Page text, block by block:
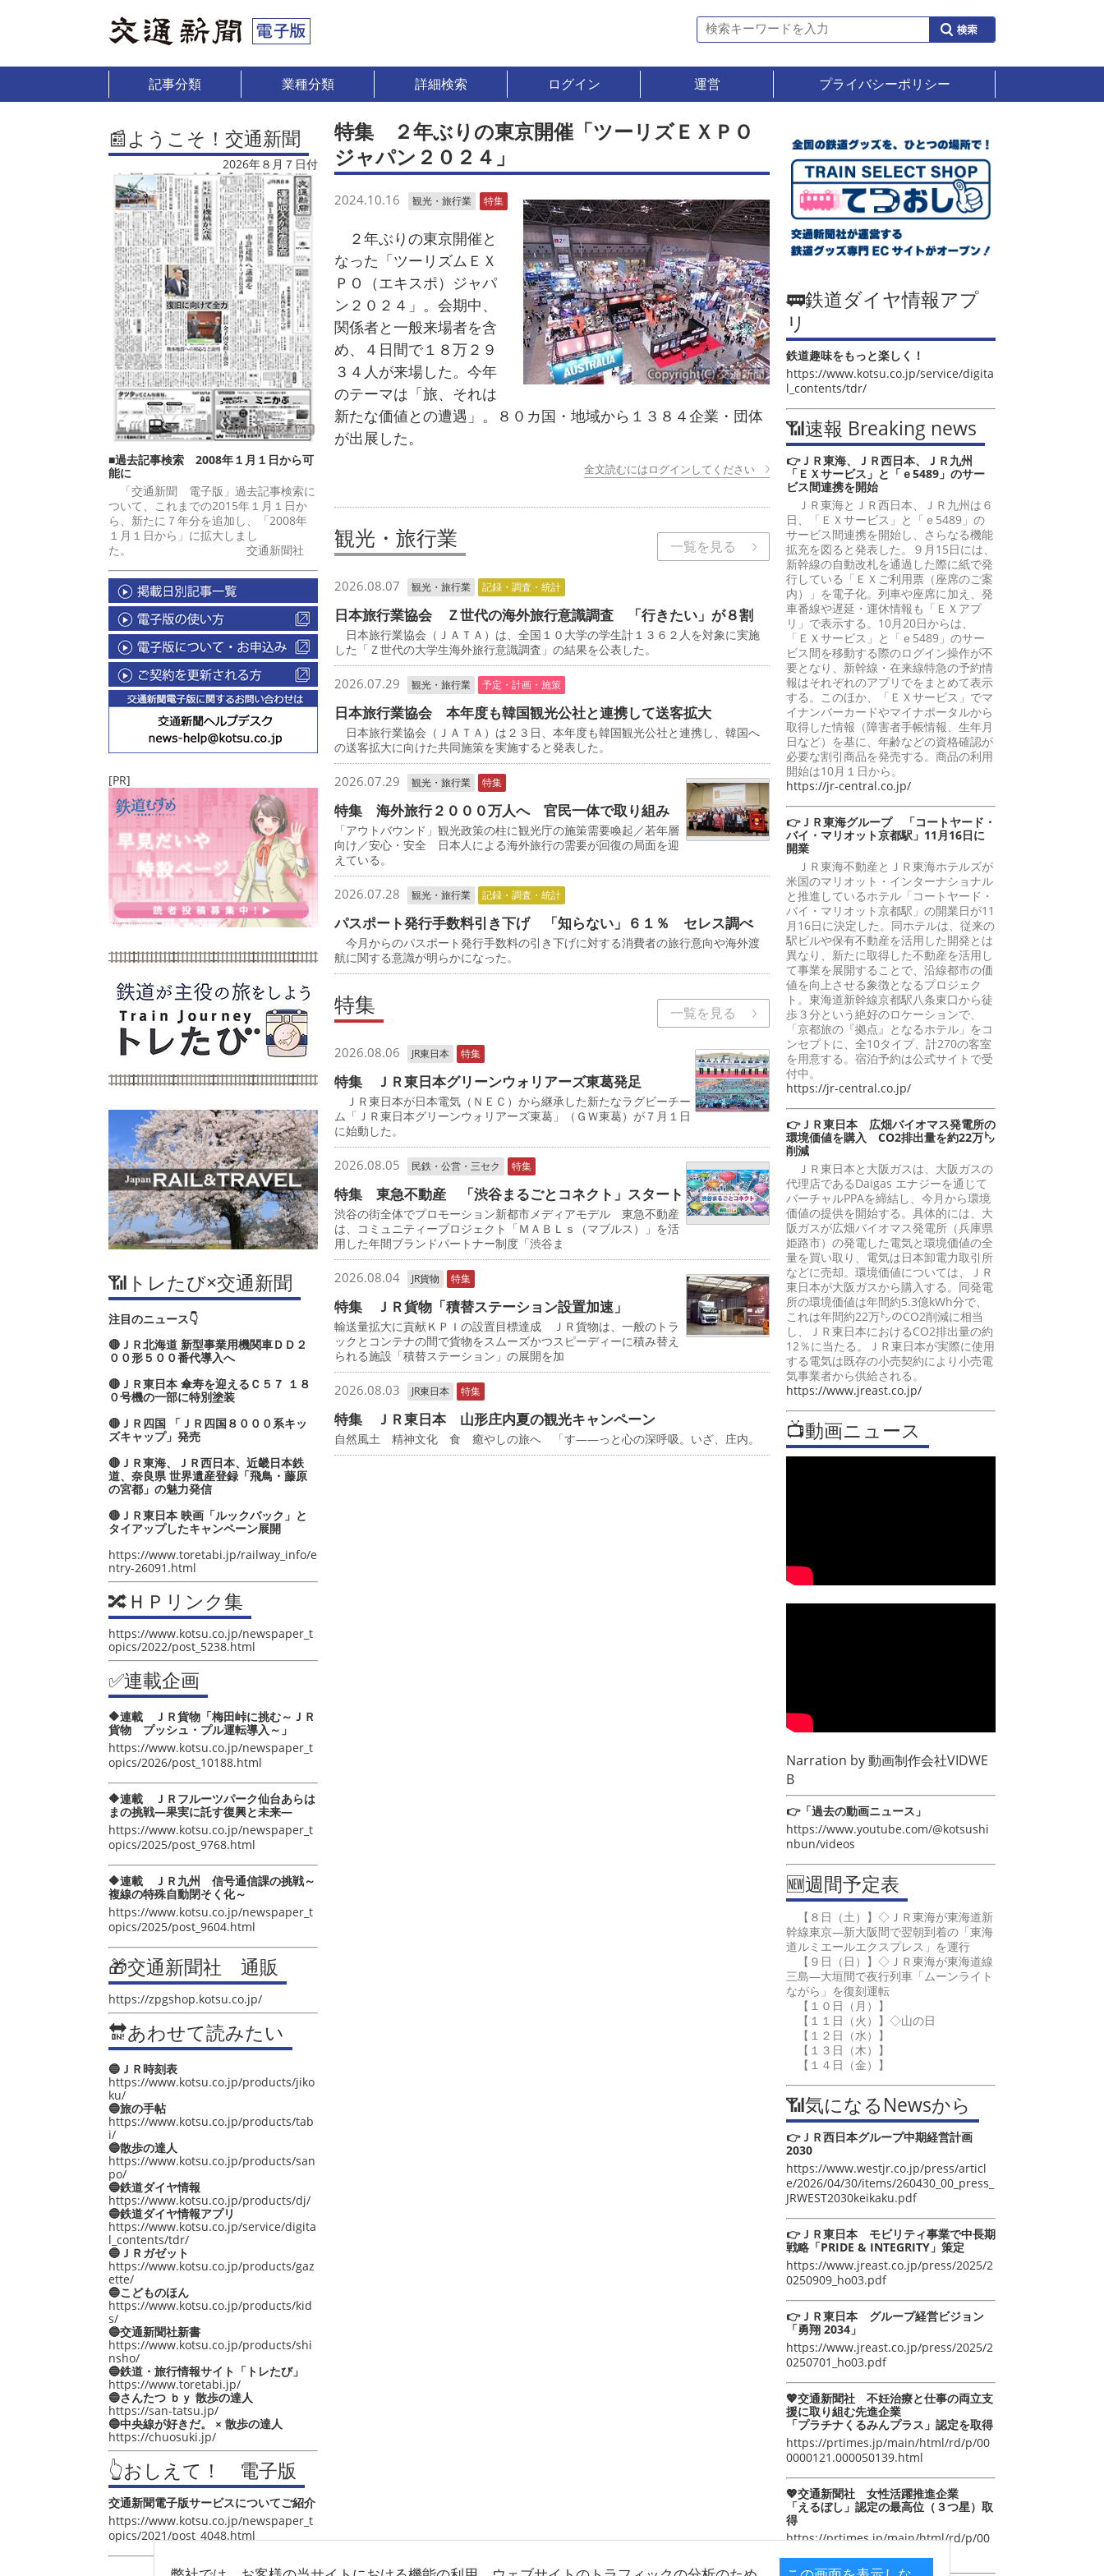
記事分類 業種分類 詳細検索 ログイン 運営 プライバシーポリシー
📰ようこそ！交通新聞
2026年８月７日付
■過去記事検索 2008年１月１日から可
能に
「交通新聞 電子版」過去記事検索に
ついて、これまでの2015年１月１日か
ら、新たに７年分を追加し、「2008年
１月１日から」に拡大しまし
た。 交通新聞社
[PR]
📶トレたび×交通新聞
注目のニュース👇
🔴ＪＲ北海道 新型事業用機関車ＤＤ２
００形５００番代導入へ
🔴ＪＲ東日本 傘寿を迎えるＣ５７ １８
０号機の一部に特別塗装
🔴ＪＲ四国 「ＪＲ四国８０００系キッ
ズキャップ」発売
🔴ＪＲ東海、ＪＲ西日本、近畿日本鉄
道、奈良県 世界遺産登録「飛鳥・藤原
の宮都」の魅力発信
🔴ＪＲ東日本 映画「ルックバック」と
タイアップしたキャンペーン展開
https://www.toretabi.jp/railway_info/e
ntry-26091.html
🔀ＨＰリンク集
https://www.kotsu.co.jp/newspaper_t
opics/2022/post_5238.html
✅連載企画
🔶連載 ＪＲ貨物「梅田峠に挑む～ＪＲ
貨物 プッシュ・プル運転導入～」
https://www.kotsu.co.jp/newspaper_t
opics/2026/post_10188.html
🔶連載 ＪＲフルーツパーク仙台あらは
まの挑戦―果実に託す復興と未来―
https://www.kotsu.co.jp/newspaper_t
opics/2025/post_9768.html
🔶連載 ＪＲ九州 信号通信課の挑戦～
複線の特殊自動閉そく化～
https://www.kotsu.co.jp/newspaper_t
opics/2025/post_9604.html
🎁交通新聞社 通販
https://zpgshop.kotsu.co.jp/
🔛あわせて読みたい
🔵ＪＲ時刻表
https://www.kotsu.co.jp/products/jiko
ku/
🔵旅の手帖
https://www.kotsu.co.jp/products/tab
i/
🔵散歩の達人
https://www.kotsu.co.jp/products/san
po/
🔵鉄道ダイヤ情報
https://www.kotsu.co.jp/products/dj/
🔵鉄道ダイヤ情報アプリ
https://www.kotsu.co.jp/service/digita
l_contents/tdr/
🔵ＪＲガゼット
https://www.kotsu.co.jp/products/gaz
ette/
🔵こどものほん
https://www.kotsu.co.jp/products/kid
s/
🔵交通新聞社新書
https://www.kotsu.co.jp/products/shi
nsho/
🔵鉄道・旅行情報サイト「トレたび」
https://www.toretabi.jp/
🔵さんたつ ｂｙ 散歩の達人
https://san-tatsu.jp/
🔵中央線が好きだ。 × 散歩の達人
https://chuosuki.jp/
👆おしえて！ 電子版
交通新聞電子版サービスについてご紹介
https://www.kotsu.co.jp/newspaper_t
opics/2021/post_4048.html
特集 ２年ぶりの東京開催「ツーリズＥＸＰＯ
ジャパン２０２４」
2024.10.16 観光・旅行業 特集
２年ぶりの東京開催と
なった「ツーリズムＥＸ
ＰＯ（エキスポ）ジャパ
ン２０２４」。会期中、
関係者と一般来場者を含
め、４日間で１８万２９
３４人が来場した。今年
のテーマは「旅、それは
新たな価値との遭遇」。８０カ国・地域から１３８４企業・団体
が出展した。
全文読むにはログインしてください
観光・旅行業 一覧を見る
2026.08.07 観光・旅行業 記録・調査・統計
日本旅行業協会 Ｚ世代の海外旅行意識調査 「行きたい」が８割
日本旅行業協会（ＪＡＴＡ）は、全国１０大学の学生計１３６２人を対象に実施
した「Ｚ世代の大学生海外旅行意識調査」の結果を公表した。
2026.07.29 観光・旅行業 予定・計画・施策
日本旅行業協会 本年度も韓国観光公社と連携して送客拡大
日本旅行業協会（ＪＡＴＡ）は２３日、本年度も韓国観光公社と連携し、韓国へ
の送客拡大に向けた共同施策を実施すると発表した。
2026.07.29 観光・旅行業 特集
特集 海外旅行２０００万人へ 官民一体で取り組み
「アウトバウンド」観光政策の柱に観光庁の施策需要喚起／若年層
向け／安心・安全 日本人による海外旅行の需要が回復の局面を迎
えている。
2026.07.28 観光・旅行業 記録・調査・統計
パスポート発行手数料引き下げ 「知らない」６１％ セレス調べ
今月からのパスポート発行手数料の引き下げに対する消費者の旅行意向や海外渡
航に関する意識が明らかになった。
特集 一覧を見る
2026.08.06 JR東日本 特集
特集 ＪＲ東日本グリーンウォリアーズ東葛発足
ＪＲ東日本が日本電気（ＮＥＣ）から継承した新たなラグビーチー
ム「ＪＲ東日本グリーンウォリアーズ東葛」（ＧＷ東葛）が７月１日
に始動した。
2026.08.05 民鉄・公営・三セク 特集
特集 東急不動産 「渋谷まるごとコネクト」スタート
渋谷の街全体でプロモーション新都市メディアモデル 東急不動産
は、コミュニティープロジェクト「ＭＡＢＬｓ（マブルス）」を活
用した年間ブランドパートナー制度「渋谷ま
2026.08.04 JR貨物 特集
特集 ＪＲ貨物「積替ステーション設置加速」
輸送量拡大に貢献ＫＰＩの設置目標達成 ＪＲ貨物は、一般のトラ
ックとコンテナの間で貨物をスムーズかつスピーディーに積み替え
られる施設「積替ステーション」の展開を加
2026.08.03 JR東日本 特集
特集 ＪＲ東日本 山形庄内夏の観光キャンペーン
自然風土 精神文化 食 癒やしの旅へ 「す――っと心の深呼吸。いざ、庄内。
🚃鉄道ダイヤ情報アプ
リ
鉄道趣味をもっと楽しく！
https://www.kotsu.co.jp/service/digita
l_contents/tdr/
📶速報 Breaking news
👉ＪＲ東海、ＪＲ西日本、ＪＲ九州
「ＥＸサービス」と「ｅ5489」のサー
ビス間連携を開始
ＪＲ東海とＪＲ西日本、ＪＲ九州は６
日、「ＥＸサービス」と「ｅ5489」の
サービス間連携を開始し、さらなる機能
拡充を図ると発表した。９月15日には、
新幹線の自動改札を通過した際に紙で発
行している「ＥＸご利用票（座席のご案
内）」を電子化。列車や座席に加え、発
車番線や遅延・運休情報も「ＥＸアプ
リ」で表示する。10月20日からは、
「ＥＸサービス」と「ｅ5489」のサー
ビス間を移動する際のログイン操作が不
要となり、新幹線・在来線特急の予約情
報はそれぞれのアプリでをまとめて表示
する。このほか、「ＥＸサービス」でマ
イナンバーカードやマイナポータルから
取得した情報（障害者手帳情報、生年月
日など）を基に、年齢などの資格確認が
必要な割引商品を発売する。商品の利用
開始は10月１日から。
https://jr-central.co.jp/
👉ＪＲ東海グループ 「コートヤード・
バイ・マリオット京都駅」11月16日に
開業
ＪＲ東海不動産とＪＲ東海ホテルズが
米国のマリオット・インターナショナル
と推進しているホテル「コートヤード・
バイ・マリオット京都駅」の開業日が11
月16日に決定した。同ホテルは、従来の
駅ビルや保有不動産を活用した開発とは
異なり、新たに取得した不動産を活用し
て事業を展開することで、沿線都市の価
値を向上させる象徴となるプロジェク
ト。東海道新幹線京都駅八条東口から徒
歩３分という絶好のロケーションで、
「京都旅の『拠点』となるホテル」をコ
ンセプトに、全10タイプ、計270の客室
を用意する。宿泊予約は公式サイトで受
付中。
https://jr-central.co.jp/
👉ＪＲ東日本 広畑バイオマス発電所の
環境価値を購入 CO2排出量を約22万㌧
削減
ＪＲ東日本と大阪ガスは、大阪ガスの
代理店であるDaigas エナジーを通じて
バーチャルPPAを締結し、今月から環境
価値の提供を開始する。具体的には、大
阪ガスが広畑バイオマス発電所（兵庫県
姫路市）の発電した電気と環境価値の全
量を買い取り、電気は日本卸電力取引所
などに売却。環境価値については、ＪＲ
東日本が大阪ガスから購入する。同発電
所の環境価値は年間約5.3億kWh分で、
これは年間約22万㌧のCO2削減に相当
し、ＪＲ東日本におけるCO2排出量の約
12％に当たる。ＪＲ東日本が実際に使用
する電気は既存の小売契約により小売電
気事業者から供給される。
https://www.jreast.co.jp/
📺動画ニュース
Narration by動画制作会社VIDWE
B
👉「過去の動画ニュース」
https://www.youtube.com/@kotsushi
nbun/videos
🆕週間予定表
【８日（土）】◇ＪＲ東海が東海道新
幹線東京―新大阪間で翌朝到着の「東海
道ルミエールエクスプレス」を運行
【９日（日）】◇ＪＲ東海が東海道線
三島―大垣間で夜行列車「ムーンライト
ながら」を復刻運転
【１０日（月）】
【１１日（火）】◇山の日
【１２日（水）】
【１３日（木）】
【１４日（金）】
📶気になるNewsから
👉ＪＲ西日本グループ中期経営計画
2030
https://www.westjr.co.jp/press/articl
e/2026/04/30/items/260430_00_press_
JRWEST2030keikaku.pdf
👉ＪＲ東日本 モビリティ事業で中長期
戦略「PRIDE & INTEGRITY」策定
https://www.jreast.co.jp/press/2025/2
0250909_ho03.pdf
👉ＪＲ東日本 グループ経営ビジョン
「勇翔 2034」
https://www.jreast.co.jp/press/2025/2
0250701_ho03.pdf
💖交通新聞社 不妊治療と仕事の両立支
援に取り組む先進企業
「プラチナくるみんプラス」認定を取得
https://prtimes.jp/main/html/rd/p/00
0000121.000050139.html
💖交通新聞社 女性活躍推進企業
「えるぼし」認定の最高位（３つ星）取
得
https://prtimes.jp/main/html/rd/p/00